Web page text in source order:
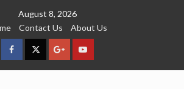
August 8, 2026
Contact Us About Us
facebookTwitterGoogleYouTube